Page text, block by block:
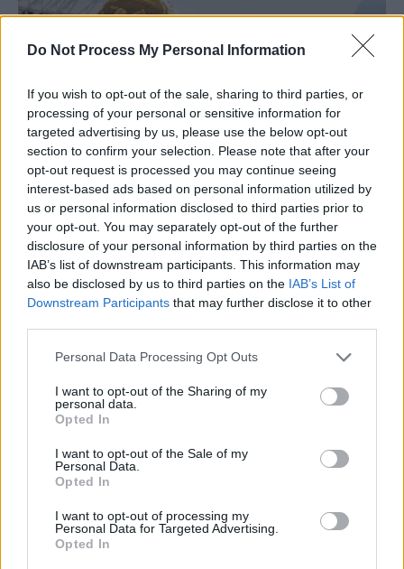
Do Not Process My Personal Information
If you wish to opt-out of the sale, sharing to third parties, or
processing of your personal or sensitive information for
targeted advertising by us, please use the below opt-out
section to confirm your selection. Please note that after your
opt-out request is processed you may continue seeing
interest-based ads based on personal information utilized by
us or personal information disclosed to third parties prior to
your opt-out. You may separately opt-out of the further
disclosure of your personal information by third parties on the
IAB’s list of downstream participants. This information may
also be disclosed by us to third parties on the IAB’s List of
Downstream Participants that may further disclose it to other
Personal Data Processing Opt Outs
I want to opt-out of the Sharing of my
personal data.
Opted In
I want to opt-out of the Sale of my
Personal Data.
Opted In
I want to opt-out of processing my
Personal Data for Targeted Advertising.
Opted In